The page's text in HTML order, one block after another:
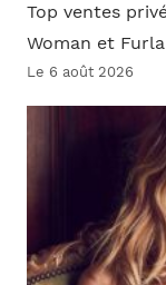
Top ventes
Woman et Furla
Le 6 août 2026